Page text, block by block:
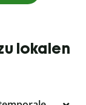
lokalen